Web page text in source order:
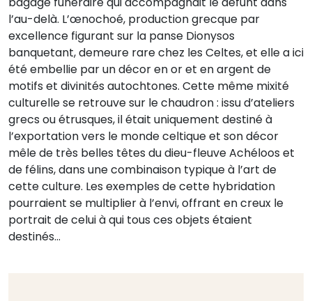
l’au-delà. L’œnochoé, production grecque par
excellence figurant sur la panse Dionysos
banquetant, demeure rare chez les Celtes, et elle a ici
été embellie par un décor en or et en argent de
motifs et divinités autochtones. Cette même mixité
culturelle se retrouve sur le chaudron : issu d’ateliers
grecs ou étrusques, il était uniquement destiné à
l’exportation vers le monde celtique et son décor
mêle de très belles têtes du dieu-fleuve Achéloos et
de félins, dans une combinaison typique à l’art de
cette culture. Les exemples de cette hybridation
pourraient se multiplier à l’envi, offrant en creux le
portrait de celui à qui tous ces objets étaient
destinés…